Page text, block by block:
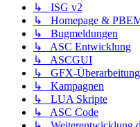
↳ ISG v2
↳ Homepage &
↳ Bugmeldungen
↳ ASC Entwicklung
↳ ASCGUI
↳ GFX-Überarbeitung
↳ Kampagnen
↳ LUA Skripte
↳ ASC Code